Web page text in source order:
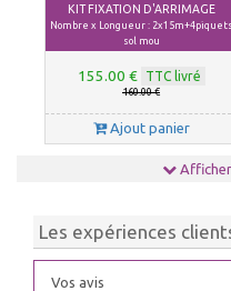
KIT FIXATION D'ARRIMAGE
Nombre x Longueur : 2x15m+4piquets
sol mou
155.00 € TTC livré
160.00 €
Ajout panier
Les expériences
Vos avis